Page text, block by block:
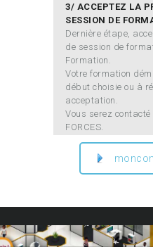
3/ ACCEPTEZ LA
SESSION DE
Dernière étape,
de session de
Formation.
Votre formation
début choisie ou à
acceptation.
Vous serez
FORCES.